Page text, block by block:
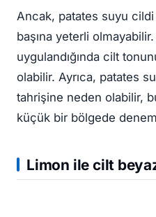
Ancak, patates suyu
başına yeterli
uygulandığında cilt
olabilir. Ayrıca, patates
tahrişine neden olabilir,
küçük bir bölgede
Limon ile cilt